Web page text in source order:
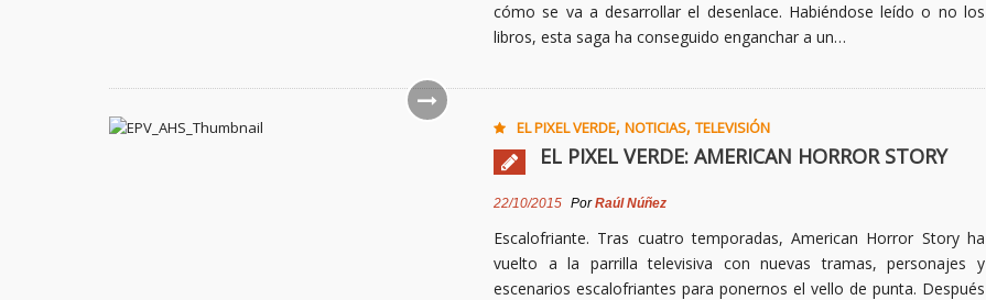
cómo se va a desarrollar el desenlace. Habiéndose leído o no los
libros, esta saga ha conseguido enganchar a un…
EL PIXEL VERDE, NOTICIAS, TELEVISIÓN
EL PIXEL VERDE: AMERICAN HORROR STORY
22/10/2015 PorRaúl Núñez
Escalofriante. Tras cuatro temporadas, American Horror Story ha
vuelto a la parrilla televisiva con nuevas tramas, personajes y
escenarios escalofriantes para ponernos el vello de punta. Después